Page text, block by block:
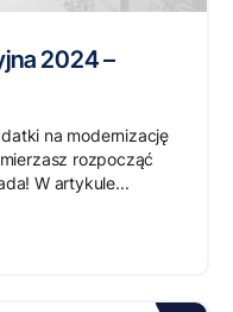
2024 –
na modernizację
rozpocząć
W artykule...